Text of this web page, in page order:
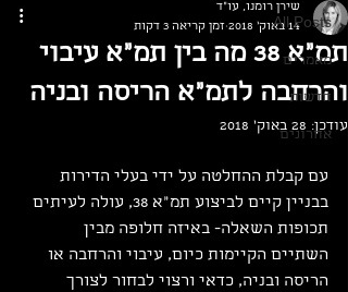
All Posts
מאמרים
חדשות
אחרונים
תמ"א 38 מה בין תמ"א עיבוי
והרחבה לתמ"א הריסה ובניה
שירן רומנו, עו"ד
14 באוק׳ 2018
זמן קריאה 3 דקות
עודכן:28 באוק׳ 2018
עם קבלת ההחלטה על ידי בעלי הדירות
בבניין קיים לביצוע תמ"א 38, עולה לעיתים
תכופות השאלה- באיזה חלופה מבין
השתיים הקיימות כיום, עיבוי והרחבה או
הריסה ובניה, כדאי ורצוי לבחור לצורך